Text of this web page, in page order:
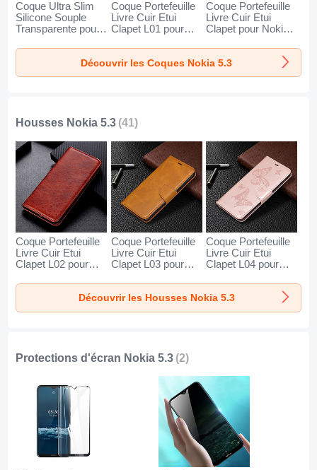
Coque Ultra Slim
Silicone Souple
Transparente pour
Coque Portefeuille
Livre Cuir Etui
Clapet L01 pour
Coque Portefeuille
Livre Cuir Etui
Clapet pour Nokia
Découvrir les Coques Nokia 5.3
Housses Nokia 5.3 (41)
Coque Portefeuille
Livre Cuir Etui
Clapet L02 pour
Coque Portefeuille
Livre Cuir Etui
Clapet L03 pour
Coque Portefeuille
Livre Cuir Etui
Clapet L04 pour
Découvrir les Housses Nokia 5.3
Protections d'écran Nokia 5.3 (2)